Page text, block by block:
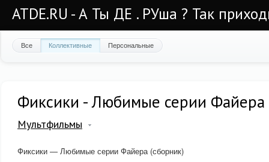
ATDE.RU - А Ты ДЕ . РУша ? Так
Все Коллективные Персональные
Фиксики - Любимые серии Файера
Мультфильмы
Фиксики — Любимые серии Файера (сборник)